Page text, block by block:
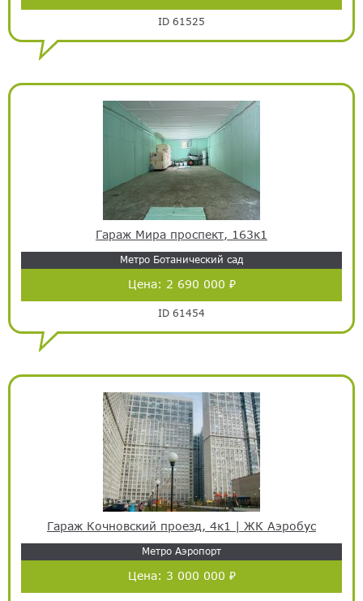
ID 61525
Гараж Мира проспект, 163к1
Метро Ботанический сад
Цена: 2 690 000 ₽
ID 61454
Гараж Кочновский проезд, 4к1 | ЖК Аэробус
Метро Аэропорт
Цена: 3 000 000 ₽